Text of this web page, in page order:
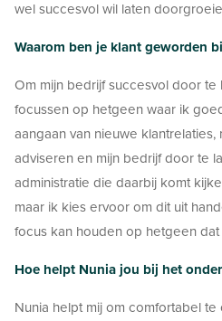
wel succesvol wil laten
Waarom ben je klant geworden
Om mijn bedrijf succesvol door
focussen op hetgeen waar ik
aangaan van nieuwe klantrelaties,
adviseren en mijn bedrijf door te
administratie die daarbij komt
maar ik kies ervoor om dit uit
focus kan houden op hetgeen
Hoe helpt Nunia jou bij het
Nunia helpt mij om comfortabel